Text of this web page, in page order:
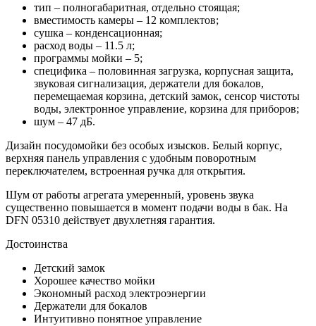
тип – полногабаритная, отдельно стоящая;
вместимость камеры – 12 комплектов;
сушка – конденсационная;
расход воды – 11.5 л;
программы мойки – 5;
специфика – половинная загрузка, корпусная защита,
звуковая сигнализация, держатели для бокалов,
перемещаемая корзина, детский замок, сенсор чистоты
воды, электронное управление, корзина для приборов;
шум – 47 дБ.
Дизайн посудомойки без особых изысков. Белый корпус,
верхняя панель управления с удобным поворотным
переключателем, встроенная ручка для открытия.
Шум от работы агрегата умеренный, уровень звука
существенно повышается в момент подачи воды в бак. На
DFN 05310 действует двухлетняя гарантия.
Достоинства
Детский замок
Хорошее качество мойки
Экономный расход электроэнергии
Держатели для бокалов
Интуитивно понятное управление